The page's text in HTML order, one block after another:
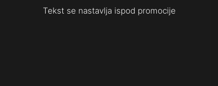
Tekst se nastavlja ispod promocije